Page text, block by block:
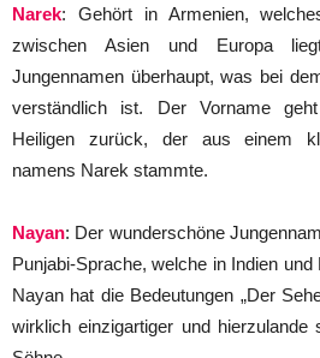
Narek: Gehört in Armenien,
zwischen Asien und Europa
Jungennamen überhaupt, was bei
verständlich ist. Der Vorname
Heiligen zurück, der aus einem
namens Narek stammte.
Nayan: Der wunderschöne
Punjabi-Sprache, welche in Indien
Nayan hat die Bedeutungen „Der
wirklich einzigartiger und hierzulande